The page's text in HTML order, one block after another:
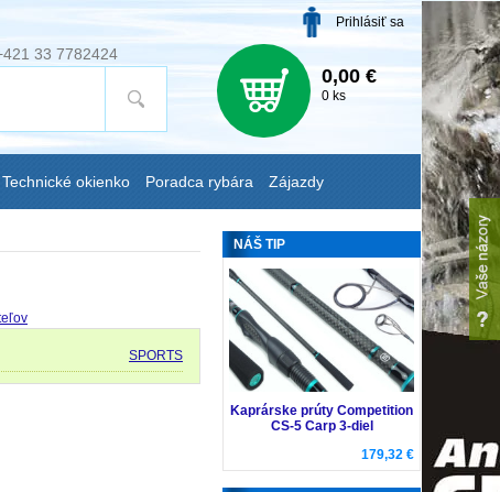
33 7782424
Prihlásiť sa
0,00 €
0 ks
SPORTS
NÁŠ TIP
Kaprárske prúty Competition
CS-5 Carp 3-diel
179,32 €
Technické okienko Poradca rybára Zájazdy